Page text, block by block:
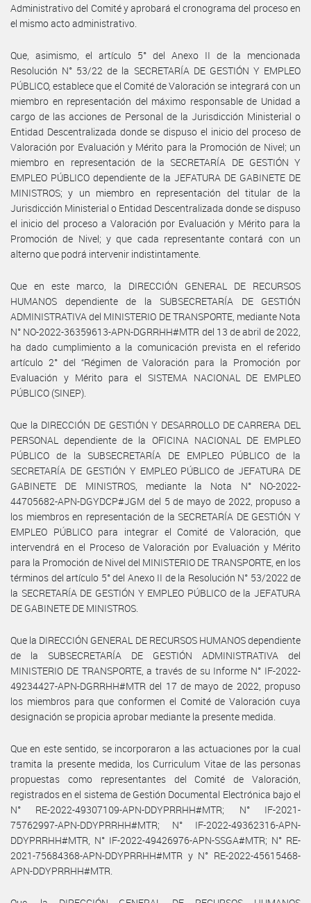
Administrativo del Comité y aprobará el cronograma del proceso en
el mismo acto administrativo.
Que, asimismo, el artículo 5° del Anexo II de la mencionada
Resolución N° 53/22 de la SECRETARÍA DE GESTIÓN Y EMPLEO
PÚBLICO, establece que el Comité de Valoración se integrará con un
miembro en representación del máximo responsable de Unidad a
cargo de las acciones de Personal de la Jurisdicción Ministerial o
Entidad Descentralizada donde se dispuso el inicio del proceso de
Valoración por Evaluación y Mérito para la Promoción de Nivel; un
miembro en representación de la SECRETARÍA DE GESTIÓN Y
EMPLEO PÚBLICO dependiente de la JEFATURA DE GABINETE DE
MINISTROS; y un miembro en representación del titular de la
Jurisdicción Ministerial o Entidad Descentralizada donde se dispuso
el inicio del proceso a Valoración por Evaluación y Mérito para la
Promoción de Nivel; y que cada representante contará con un
alterno que podrá intervenir indistintamente.
Que en este marco, la DIRECCIÓN GENERAL DE RECURSOS
HUMANOS dependiente de la SUBSECRETARÍA DE GESTIÓN
ADMINISTRATIVA del MINISTERIO DE TRANSPORTE, mediante Nota
N° NO-2022-36359613-APN-DGRRHH#MTR del 13 de abril de 2022,
ha dado cumplimiento a la comunicación prevista en el referido
artículo 2° del “Régimen de Valoración para la Promoción por
Evaluación y Mérito para el SISTEMA NACIONAL DE EMPLEO
PÚBLICO (SINEP).
Que la DIRECCIÓN DE GESTIÓN Y DESARROLLO DE CARRERA DEL
PERSONAL dependiente de la OFICINA NACIONAL DE EMPLEO
PÚBLICO de la SUBSECRETARÍA DE EMPLEO PÚBLICO de la
SECRETARÍA DE GESTIÓN Y EMPLEO PÚBLICO de JEFATURA DE
GABINETE DE MINISTROS, mediante la Nota N° NO-2022-
44705682-APN-DGYDCP#JGM del 5 de mayo de 2022, propuso a
los miembros en representación de la SECRETARÍA DE GESTIÓN Y
EMPLEO PÚBLICO para integrar el Comité de Valoración, que
intervendrá en el Proceso de Valoración por Evaluación y Mérito
para la Promoción de Nivel del MINISTERIO DE TRANSPORTE, en los
términos del artículo 5° del Anexo II de la Resolución N° 53/2022 de
la SECRETARÍA DE GESTIÓN Y EMPLEO PÚBLICO de la JEFATURA
DE GABINETE DE MINISTROS.
Que la DIRECCIÓN GENERAL DE RECURSOS HUMANOS dependiente
de la SUBSECRETARÍA DE GESTIÓN ADMINISTRATIVA del
MINISTERIO DE TRANSPORTE, a través de su Informe N° IF-2022-
49234427-APN-DGRRHH#MTR del 17 de mayo de 2022, propuso
los miembros para que conformen el Comité de Valoración cuya
designación se propicia aprobar mediante la presente medida.
Que en este sentido, se incorporaron a las actuaciones por la cual
tramita la presente medida, los Curriculum Vitae de las personas
propuestas como representantes del Comité de Valoración,
registrados en el sistema de Gestión Documental Electrónica bajo el
N° RE-2022-49307109-APN-DDYPRRHH#MTR; N° IF-2021-
75762997-APN-DDYPRRHH#MTR; N° IF-2022-49362316-APN-
DDYPRRHH#MTR, N° IF-2022-49426976-APN-SSGA#MTR; N° RE-
2021-75684368-APN-DDYPRRHH#MTR y N° RE-2022-45615468-
APN-DDYPRRHH#MTR.